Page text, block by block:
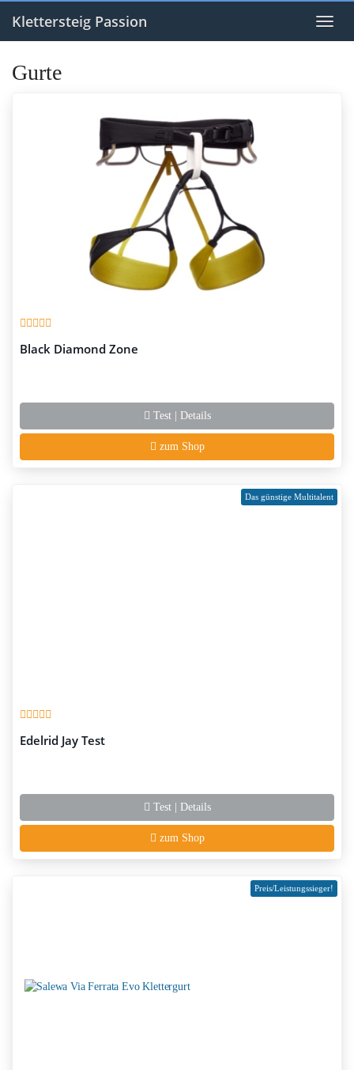
Toggle
Klettersteig Passion
Gurte
Black Diamond Zone
Test | Details
zum Shop
Das günstige Multitalent
Edelrid Jay Test
Test | Details
zum Shop
Preis/Leistungssieger!